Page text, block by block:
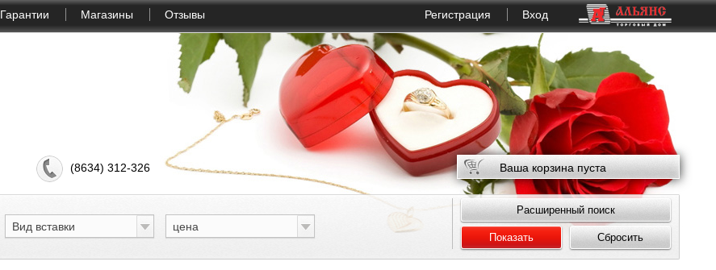
Гарантии Магазины Отзывы Регистрация Вход
(8634) 312-326 Ваша корзина пуста
Вид вставки цена
Расширенный поиск
Показать Сбросить